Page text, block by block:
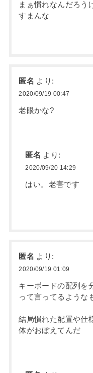
まぁ慣れなんだろう
すまんな
匿名 より:
2020/09/19 00:47
老眼かな?
匿名 より:
2020/09/20 14:29
はい。老害です
匿名 より:
2020/09/19 01:09
キーボードの配列を
って言ってるような
結局慣れた配置や仕
体がおぼえてんだ